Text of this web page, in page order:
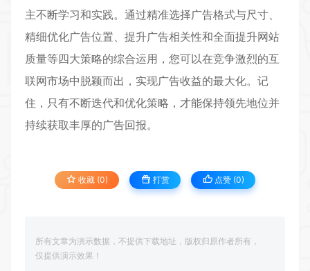
主不断学习和实践。通过精准选择广告格式与尺寸、
精细优化广告位置、提升广告相关性和全面提升网站
质量等四大策略的综合运用，您可以在竞争激烈的互
联网市场中脱颖而出，实现广告收益的最大化。记
住，只有不断迭代和优化策略，才能保持领先地位并
持续获取丰厚的广告回报。
收藏 (0) 打赏 点赞 (0)
所有文章为演示数据，不提供下载地址，版权归原作者所有，
仅提供演示效果！